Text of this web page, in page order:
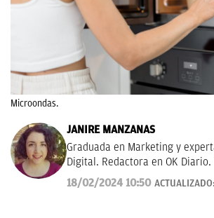
Microondas.
JANIRE MANZANAS
Graduada en Marketing y
Digital. Redactora en OK Diario.
curiosidades, mascotas,
Navidad.
18/02/2024 10:50 ACTUALIZADO: